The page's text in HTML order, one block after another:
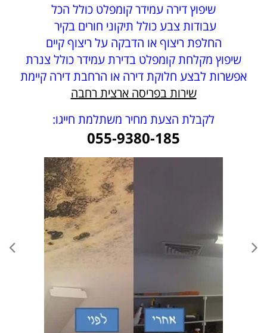
שיפוץ דירה עמידר קומפלט כולל הכל
עבודות צבע כולל תיקוני חורים בקיר
החלפת ריצוף או הדבקה על ריצוף קיים
שיפוץ מקלחת קומפלט בדירת עמידר כולל צנרת
אפשרות לבצע חלוקת דירה או הרחבת דירה קיימת
שירות בפריסה ארצית רחבה
לקבלת הצעת מחיר משתלמת חייגו:
055-9380-185